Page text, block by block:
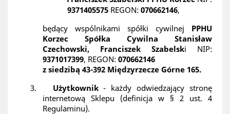
9371405575 REGON: 070662146,
będący wspólnikami spółki cywilnej PPHU
Korzec Spółka Cywilna Stanisław
Czechowski, Franciszek Szabelski NIP:
9371017399, REGON: 070662146
z siedzibą 43-392 Międzyrzecze Górne 165.
3.
Użytkownik- każdy odwiedzający stronę
internetową Sklepu (definicja w § 2 ust. 4
Regulaminu).